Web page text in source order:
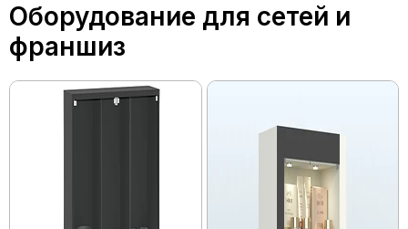
Оборудование для сетей и
франшиз